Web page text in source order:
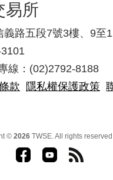
易所
義路五段7號3樓、9至
線：(02)2792-8188
款 隱私權保護政策
© 2026TWSE. All rights